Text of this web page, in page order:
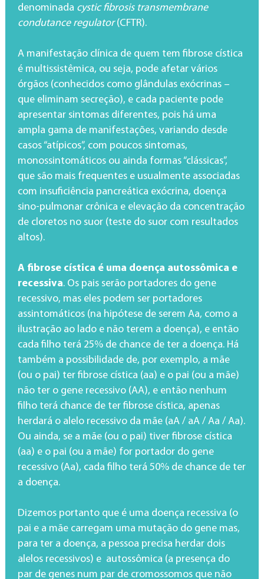
denominada cystic fibrosis transmembrane
condutance regulator(CFTR).
A manifestação clínica de quem tem fibrose cística
é multissistêmica, ou seja, pode afetar vários
órgãos (conhecidos como glândulas exócrinas –
que eliminam secreção), e cada paciente pode
apresentar sintomas diferentes, pois há uma
ampla gama de manifestações, variando desde
casos “atípicos”, com poucos sintomas,
monossintomáticos ou ainda formas “clássicas”,
que são mais frequentes e usualmente associadas
com insuficiência pancreática exócrina, doença
sino-pulmonar crônica e elevação da concentração
de cloretos no suor (teste do suor com resultados
altos).
A fibrose cística é uma doença autossômica e
recessiva. Os pais serão portadores do gene
recessivo, mas eles podem ser portadores
assintomáticos (na hipótese de serem Aa, como a
ilustração ao lado e não terem a doença), e então
cada filho terá 25% de chance de ter a doença. Há
também a possibilidade de, por exemplo, a mãe
(ou o pai) ter fibrose cística (aa) e o pai (ou a mãe)
não ter o gene recessivo (AA), e então nenhum
filho terá chance de ter fibrose cística, apenas
herdará o alelo recessivo da mãe (aA / aA / Aa / Aa).
Ou ainda, se a mãe (ou o pai) tiver fibrose cística
(aa) e o pai (ou a mãe) for portador do gene
recessivo (Aa), cada filho terá 50% de chance de ter
a doença.
Dizemos portanto que é uma doença recessiva (o
pai e a mãe carregam uma mutação do gene mas,
para ter a doença, a pessoa precisa herdar dois
alelos recessivos) e autossômica (a presença do
par de genes num par de cromossomos que não